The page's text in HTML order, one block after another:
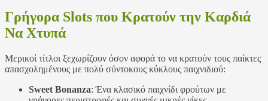
Γρήγορα Slots που Κρατούν την Καρδιά
Να Χτυπά
Μερικοί τίτλοι ξεχωρίζουν όσον αφορά το να κρατούν τους παίκτες
απασχολημένους με πολύ σύντοκους κύκλους παιχνιδιού:
Sweet Bonanza: Ένα κλασικό παιχνίδι φρούτων με